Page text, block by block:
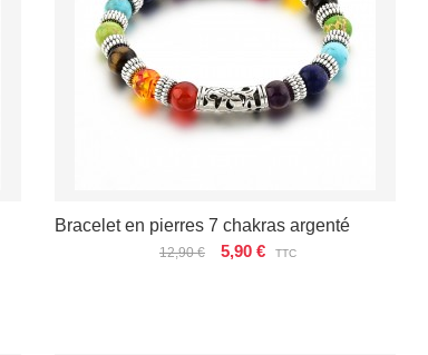
Bracelet en pierres 7 chakras argenté
12,90 € 5,90 € TTC